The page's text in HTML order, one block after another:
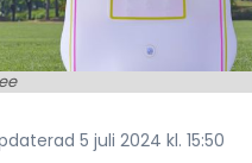
5 juli 2024 kl. 15:50